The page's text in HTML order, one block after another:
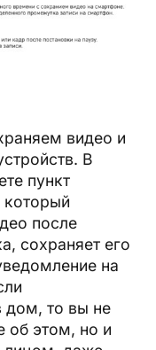
видео и
В
пункт
после
сохраняет его
на
дом, то вы не
об этом, но и